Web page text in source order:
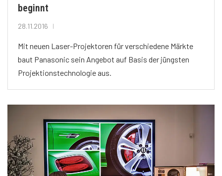
beginnt
28.11.2016
Mit neuen Laser-Projektoren für verschiedene Märkte
baut Panasonic sein Angebot auf Basis der jüngsten
Projektionstechnologie aus.